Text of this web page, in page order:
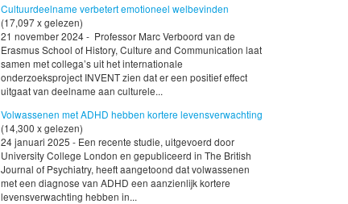
Cultuurdeelname verbetert emotioneel welbevinden
(17,097 x gelezen)
21 november 2024 - Professor Marc Verboord van de
Erasmus School of History, Culture and Communication laat
samen met collega’s uit het internationale
onderzoeksproject INVENT zien dat er een positief effect
uitgaat van deelname aan culturele...
Volwassenen met ADHD hebben kortere levensverwachting
(14,300 x gelezen)
24 januari 2025 - Een recente studie, uitgevoerd door
University College London en gepubliceerd in The British
Journal of Psychiatry, heeft aangetoond dat volwassenen
met een diagnose van ADHD een aanzienlijk kortere
levensverwachting hebben in...